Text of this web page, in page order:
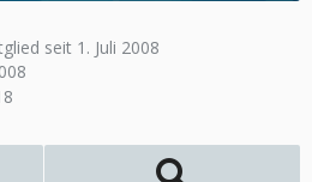
seit 1. Juli 2008